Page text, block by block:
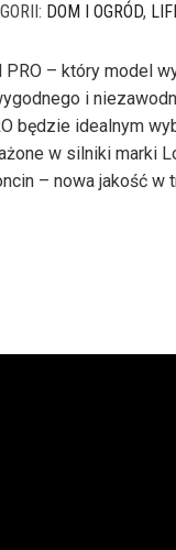
DOM I OGRÓD,
– który model
i
będzie idealnym
w silniki marki
– nowa jakość w